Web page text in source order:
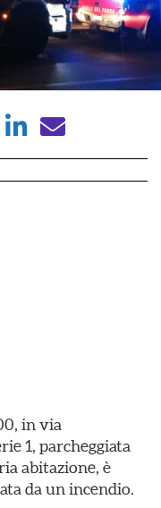
in via
1, parcheggiata
abitazione, è
da un incendio.